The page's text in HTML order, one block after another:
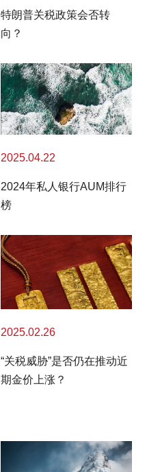
特朗普关税政策会否转
向？
2025.04.22
2024年私人银行AUM排行
榜
2025.02.26
“关税威胁”是否仍在推动近
期金价上涨？